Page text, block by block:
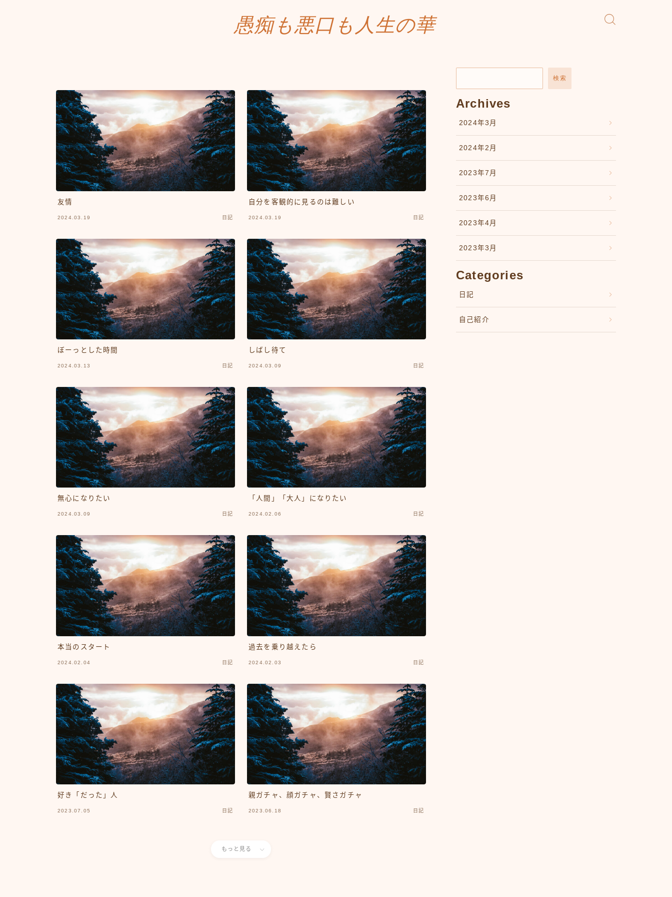
愚痴も悪口も人生の華
友情
2024.03.19 日記
自分を客観的に見るのは難しい
2024.03.19 日記
ぼーっとした時間
2024.03.13 日記
しばし待て
2024.03.09 日記
無心になりたい
2024.03.09 日記
「人間」「大人」になりたい
2024.02.06 日記
本当のスタート
2024.02.04 日記
過去を乗り越えたら
2024.02.03 日記
好き「だった」人
2023.07.05 日記
親ガチャ、顔ガチャ、賢さガチャ
2023.06.18 日記
もっと見る
検索
Archives
2024年3月
2024年2月
2023年7月
2023年6月
2023年4月
2023年3月
Categories
日記
自己紹介